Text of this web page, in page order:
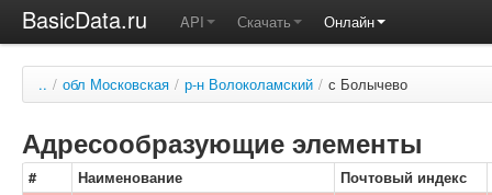
BasicData.ru API Скачать Онлайн
.. / обл Московская / р-н Волоколамский / с Болычево
Адресообразующие элементы
# Наименование
Почтовый индекс